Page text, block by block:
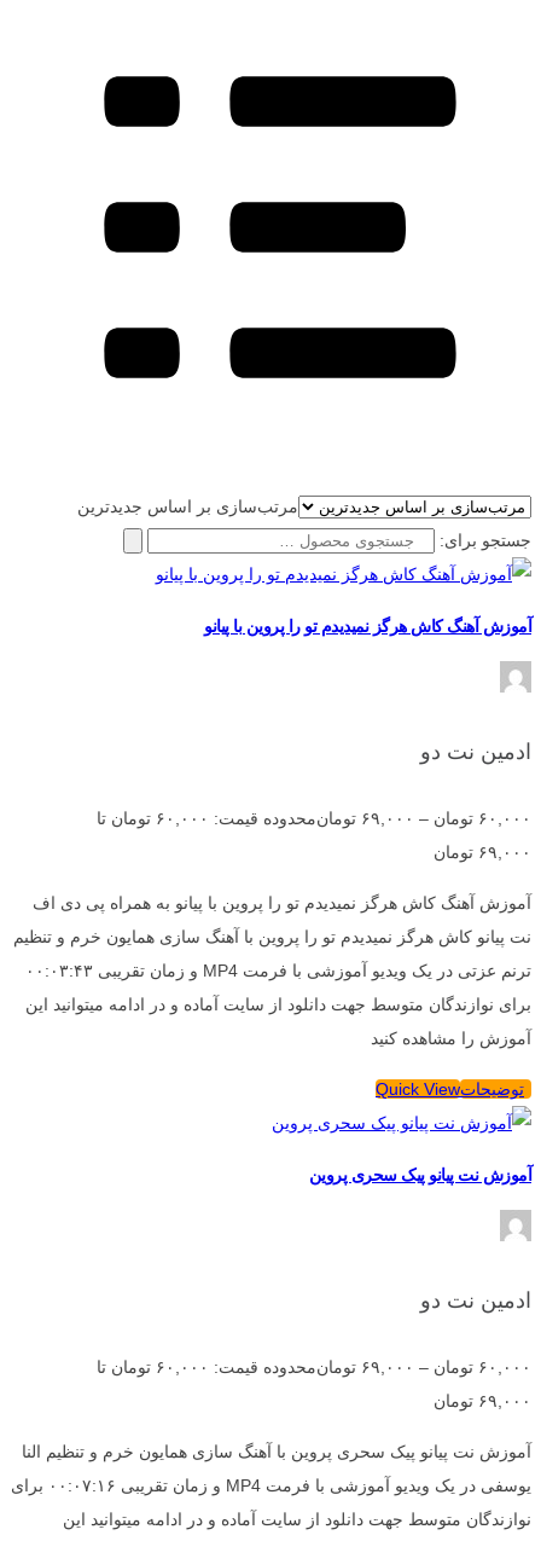
مرتب‌سازی بر اساس جدیدترین
جستجو برای:
آموزش آهنگ کاش هرگز نمیدیدم تو را پروین با پیانو
ادمین نت دو
۶۰,۰۰۰ تومان – ۶۹,۰۰۰ تومان
محدوده قیمت: ۶۰,۰۰۰ تومان تا
۶۹,۰۰۰ تومان
آموزش آهنگ کاش هرگز نمیدیدم تو را پروین با پیانو به همراه پی دی اف
نت پیانو کاش هرگز نمیدیدم تو را پروین با آهنگ سازی همایون خرم و تنظیم
ترنم عزتی در یک ویدیو آموزشی با فرمت MP4 و زمان تقریبی ۰۰:۰۳:۴۳
برای نوازندگان متوسط جهت دانلود از سایت آماده و در ادامه میتوانید این
آموزش را مشاهده کنید
توضیحاتQuick View
آموزش نت پیانو پیک سحری پروین
ادمین نت دو
۶۰,۰۰۰ تومان – ۶۹,۰۰۰ تومان
محدوده قیمت: ۶۰,۰۰۰ تومان تا
۶۹,۰۰۰ تومان
آموزش نت پیانو پیک سحری پروین با آهنگ سازی همایون خرم و تنظیم النا
یوسفی در یک ویدیو آموزشی با فرمت MP4 و زمان تقریبی ۰۰:۰۷:۱۶ برای
نوازندگان متوسط جهت دانلود از سایت آماده و در ادامه میتوانید این